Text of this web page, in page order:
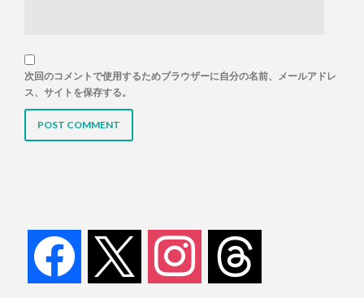
次回のコメントで使用するためブラウザーに自分の名前、メールアドレ
ス、サイトを保存する。
facebook instagram threads